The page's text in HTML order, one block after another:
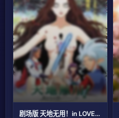
剧场版 天地无用！in LOVE2：遥远的思念